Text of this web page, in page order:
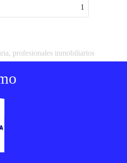
profesionales inmobiliarios